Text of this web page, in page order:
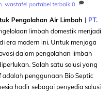
,wastafel portabel terbaik 0
Pengolahan Air Limbah | PT.
limbah domestik menjadi
era modern ini. Untuk menjaga
dalam pengolahan limbah
Salah satu solusi yang
penggunaan Bio Septic
hadir sebagai penyedia solusi